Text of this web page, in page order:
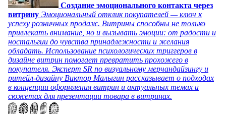
Создание эмоционального контакта через
витрину Эмоциональный отклик покупателей — ключ к
успеху розничных продаж. Витрины способны не только
привлекать внимание, но и вызывать эмоции: от радости и
ностальгии до чувства принадлежности и желания
обладать. Использование психологических триггеров в
дизайне витрин помогает превратить прохожего в
покупателя. Эксперт SR по визуальному мерчандайзингу и
ритейл-дизайну Виктор Малыгин рассказывает о подходах
в концепции оформления витрин и актуальных темах и
сюжетах для презентации товара в витринах.